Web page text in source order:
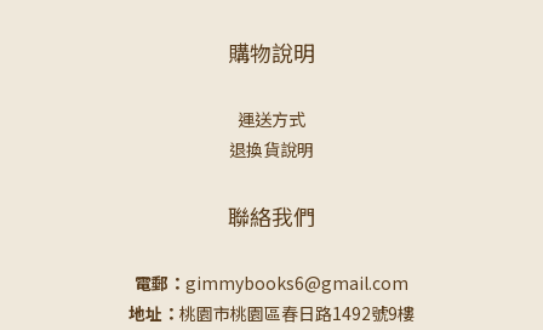
購物說明
運送方式
退換貨說明
聯絡我們
電郵： gimmybooks6@gmail.com
地址： 桃園市桃園區春日路1492號9樓